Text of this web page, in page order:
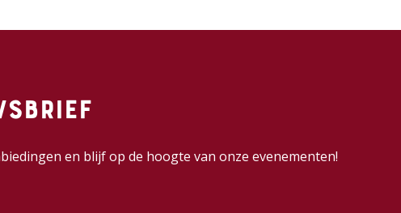
en blijf op de hoogte van onze evenementen!